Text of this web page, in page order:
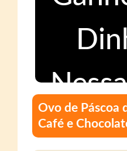
Ovo de Páscoa
Café e